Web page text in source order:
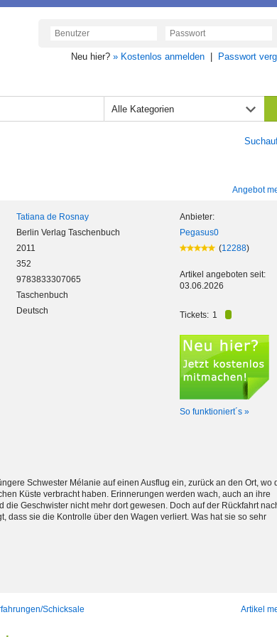
Neu hier? » Kostenlos anmelden Passwort
Alle Kategorien
Angebot
Tatiana de Rosnay
Berlin Verlag Taschenbuch
2011
352
9783833307065
Taschenbuch
Deutsch
Anbieter:
Pegasus0
(12288)
Artikel angeboten seit:
03.06.2026
Tickets: 1
So funktioniert´s »
Schwester Mélanie auf einen Ausflug ein, zurück an den Ort, wo
Küste verbracht haben. Erinnerungen werden wach, auch an ihre
die Geschwister nicht mehr dort gewesen. Doch auf der Rückfahrt
dass sie die Kontrolle über den Wagen verliert. Was hat sie so sehr
Schicksale Artikel